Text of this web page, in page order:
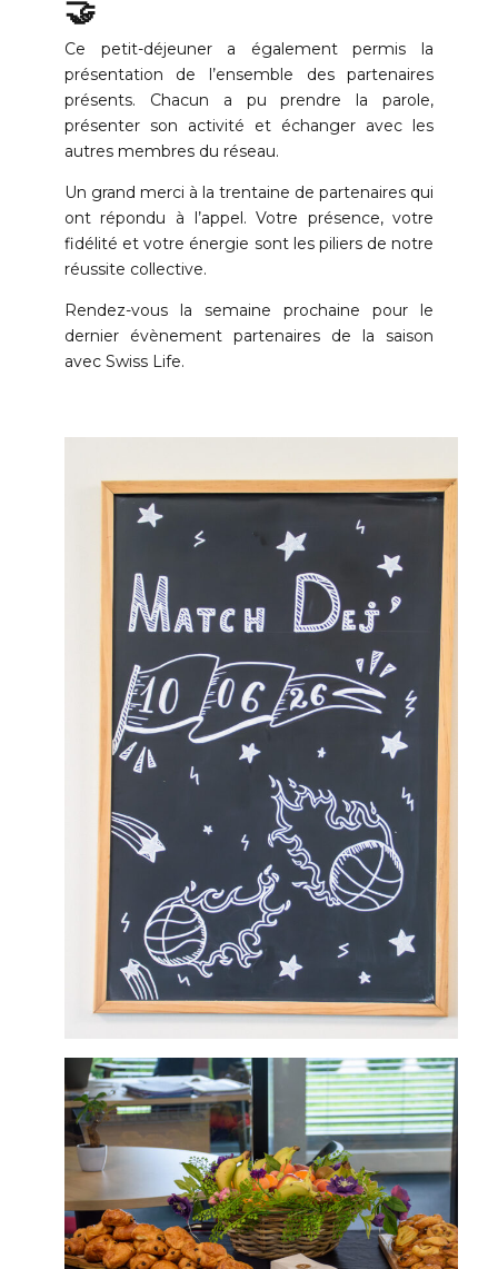
Ce petit-déjeuner a également permis la
présentation de l’ensemble des partenaires
présents. Chacun a pu prendre la parole,
présenter son activité et échanger avec les
autres membres du réseau.
Un grand merci à la trentaine de partenaires qui
ont répondu à l’appel. Votre présence, votre
fidélité et votre énergie sont les piliers de notre
réussite collective.
Rendez-vous la semaine prochaine pour le
dernier évènement partenaires de la saison
avec Swiss Life.